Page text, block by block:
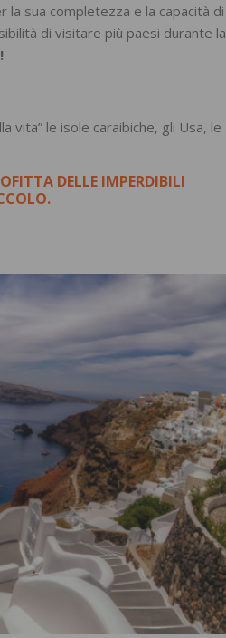
sua completezza e la capacità di
di visitare più paesi durante la
vita” le isole caraibiche, gli Usa, le
DELLE IMPERDIBILI